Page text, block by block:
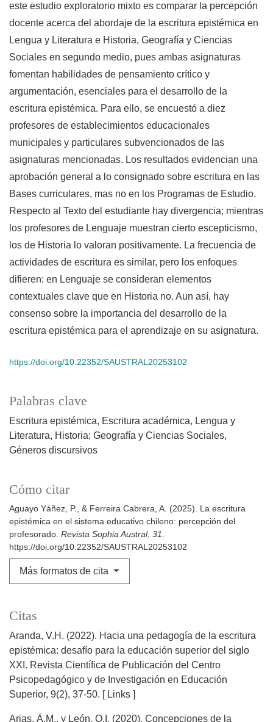
Palabras clave
Escritura epistémica Escritura académica
Lengua y
Literatura
Historia; Geografía y Ciencias Sociales
Géneros discursivos
Cómo citar
Aguayo Yáñez, P., & Ferreira Cabrera, A. (2025). La escritura
epistémica en el sistema educativo chileno: percepción del
profesorado. Revista Sophia Austral, 31.
https://doi.org/10.22352/SAUSTRAL20253102
Más formatos de cita
este estudio exploratorio mixto es comparar la percepción
docente acerca del abordaje de la escritura epistémica en
Lengua y Literatura e Historia, Geografía y Ciencias
Sociales en segundo medio, pues ambas asignaturas
fomentan habilidades de pensamiento crítico y
argumentación, esenciales para el desarrollo de la
escritura epistémica. Para ello, se encuestó a diez
profesores de establecimientos educacionales
municipales y particulares subvencionados de las
asignaturas mencionadas. Los resultados evidencian una
aprobación general a lo consignado sobre escritura en las
Bases curriculares, mas no en los Programas de Estudio.
Respecto al Texto del estudiante hay divergencia; mientras
los profesores de Lenguaje muestran cierto escepticismo,
los de Historia lo valoran positivamente. La frecuencia de
actividades de escritura es similar, pero los enfoques
difieren: en Lenguaje se consideran elementos
contextuales clave que en Historia no. Aun así, hay
consenso sobre la importancia del desarrollo de la
escritura epistémica para el aprendizaje en su asignatura.
https://doi.org/10.22352/SAUSTRAL20253102
Citas
Aranda, V.H. (2022). Hacia una pedagogía de la escritura
epistémica: desafío para la educación superior del siglo
XXI. Revista Científica de Publicación del Centro
Psicopedagógico y de Investigación en Educación
Superior, 9(2), 37-50. [ Links ]
Arias, Á.M., y León, O.I. (2020). Concepciones de la